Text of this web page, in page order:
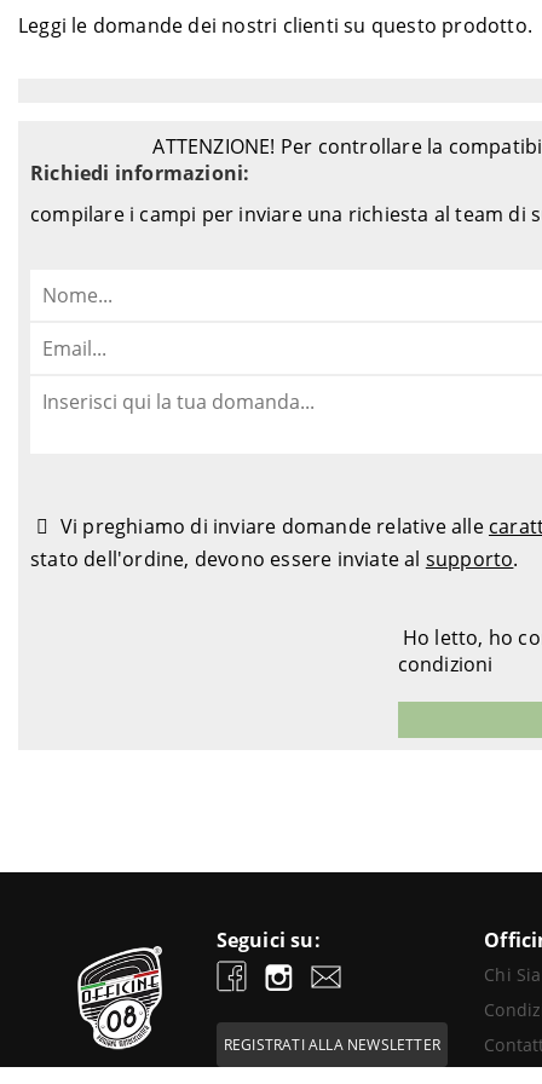
Leggi le domande dei nostri clienti su questo prodotto.
ATTENZIONE! Per controllare la
Richiedi informazioni:
compilare i campi per inviare una richiesta al team di
Vi preghiamo di inviare domande relative alle
stato dell'ordine, devono essere inviate al supporto.
Ho letto, ho
condizioni
Passione Motociclistica
Seguici su:
REGISTRATI ALLA NEWSLETTER
Chi